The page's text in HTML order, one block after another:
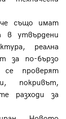
също имат
в утвърдени
реална
за по-бързо
проверят
покривът,
разходи за